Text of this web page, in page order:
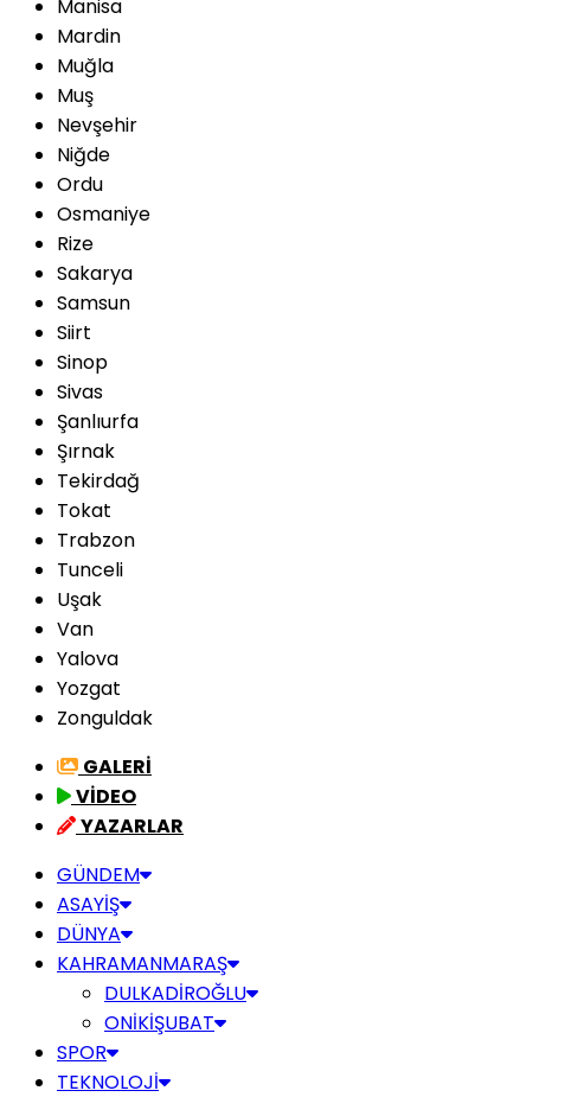
Manisa
Mardin
Muğla
Muş
Nevşehir
Niğde
Ordu
Osmaniye
Rize
Sakarya
Samsun
Siirt
Sinop
Sivas
Şanlıurfa
Şırnak
Tekirdağ
Tokat
Trabzon
Tunceli
Uşak
Van
Yalova
Yozgat
Zonguldak
GALERİ
VİDEO
YAZARLAR
GÜNDEM
ASAYİŞ
DÜNYA
KAHRAMANMARAŞ
DULKADİROĞLU
ONİKİŞUBAT
SPOR
TEKNOLOJİ